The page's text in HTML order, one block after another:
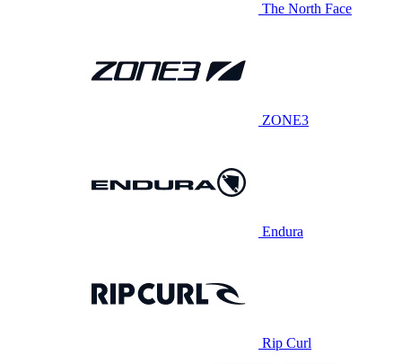
The North Face
ZONE3
Endura
Rip Curl